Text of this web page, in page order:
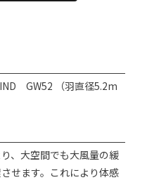
GW52 （羽直径5.2m
、大空間でも大風量の緩
せます。これにより体感